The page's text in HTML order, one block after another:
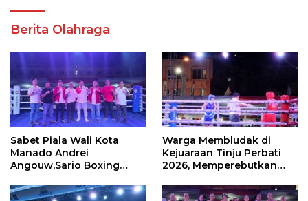
Berita Olahraga
Sabet Piala Wali Kota
Manado Andrei
Angouw,Sario Boxing
Perbati 2026
Warga Membludak di
Kejuaraan Tinju Perbati
2026, Memperebutkan